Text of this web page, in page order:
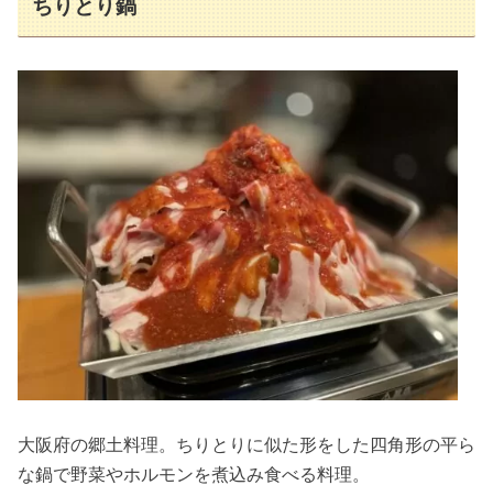
ちりとり鍋
大阪府の郷土料理。ちりとりに似た形をした四角形の平ら
な鍋で野菜やホルモンを煮込み食べる料理。